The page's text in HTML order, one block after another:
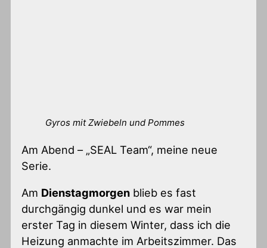
Gyros mit Zwiebeln und Pommes
Am Abend – „SEAL Team“, meine neue
Serie.
Am Dienstagmorgen blieb es fast
durchgängig dunkel und es war mein
erster Tag in diesem Winter, dass ich die
Heizung anmachte im Arbeitszimmer. Das